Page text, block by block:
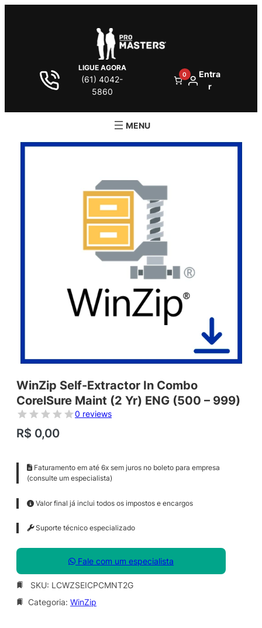
LIGUE AGORA
(61) 4042-
5860
0
Entra
r
WinZip Self-Extractor In Combo
CorelSure Maint (2 Yr) ENG (500 – 999)
0 reviews
R$ 0,00
Faturamento em até 6x sem juros no boleto para empresa
(consulte um especialista)
Valor final já inclui todos os impostos e encargos
Suporte técnico especializado
Fale com um especialista
SKU: LCWZSEICPCMNT2G
Categoria: WinZip